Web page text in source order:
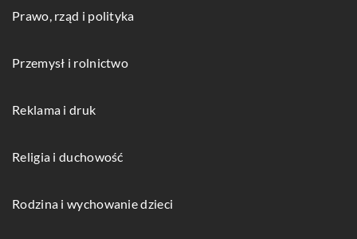
Prawo, rząd i polityka
Przemysł i rolnictwo
Reklama i druk
Religia i duchowość
Rodzina i wychowanie dzieci